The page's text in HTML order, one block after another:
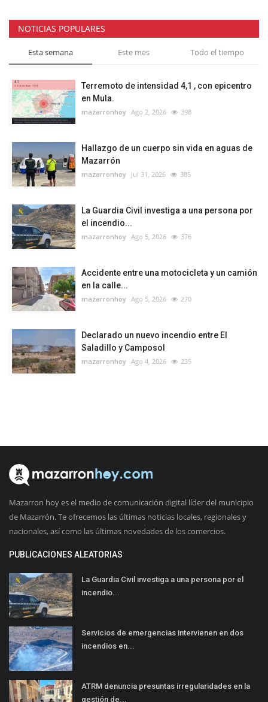
NOTICIAS POPULARES
Esta semana Este mes Todo el tiempo
Terremoto de intensidad 4,1 , con epicentro
en Mula.
mazarronhoy Ago 2, 2026 398
Hallazgo de un cuerpo sin vida en aguas de
Mazarrón
mazarronhoy Jul 31, 2026 385
La Guardia Civil investiga a una persona por
el incendio...
mazarronhoy Ago 5, 2026 376
Accidente entre una motocicleta y un camión
en la calle...
mazarronhoy Ago 5, 2026 270
Declarado un nuevo incendio entre El
Saladillo y Camposol
mazarronhoy Ago 4, 2026 235
Mazarron hoy es el medio de comunicación digital líder del municipio
de Mazarrón. Te ofrecemos las últimas noticias locales, regionales y
nacionales, así como las últimas novedades de los comercios.
PUBLICACIONES ALEATORIAS
La Guardia Civil investiga a una persona por el
incendio...
Servicios de emergencias intervienen en dos
incendios en...
ATRM denuncia presuntas irregularidades en la
gestión de...